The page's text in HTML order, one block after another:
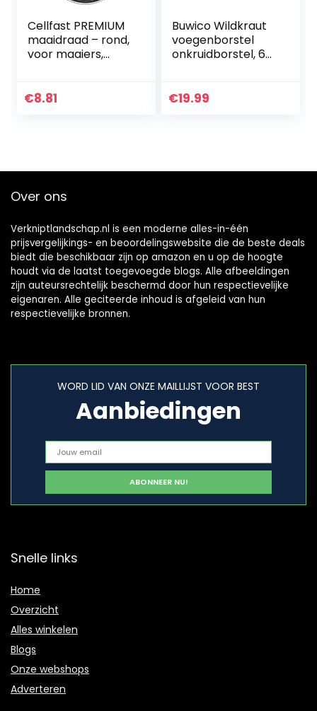
Cellfast PREMIUM
maaidraad – rond,
voor maaiers,
breeksterkte
€8.81
Buwico Wildkraut
voegenborstel
onkruidborstel, 6
Brush Joint Twist
€19.99
Over ons
Verkniptlandschap.nl is een moderne alles-in-één
prijsvergelijkings- en beoordelingswebsite die de beste deals
biedt die beschikbaar zijn op amazon en u op de hoogte
houdt via de laatst toegevoegde blogs. Alle afbeeldingen
zijn auteursrechtelijk beschermd door hun respectievelijke
eigenaren. Alle geciteerde inhoud is afgeleid van hun
respectievelijke bronnen.
WORD LID VAN ONZE MAILLIJST VOOR BEST
Aanbiedingen
Snelle links
Home
Overzicht
Alles winkelen
Blogs
Onze webshops
Adverteren